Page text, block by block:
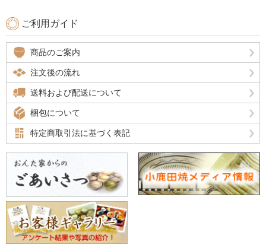
ご利用ガイド
商品のご案内
注文後の流れ
送料および配送について
梱包について
特定商取引法に基づく表記